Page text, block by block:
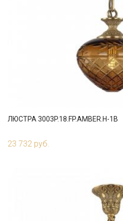
ЛЮСТРА 3003P.18.FP.AMBER.H-1B
23 732 руб.